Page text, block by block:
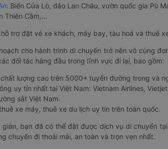
Biển Cửa Lò, đảo Lan Châu, vườn quốc gia Pù
Thiên Cầm,...
trợ đặt vé xe khách, máy bay, tàu hoả và thuê
cho hành trình di chuyển trở nên vô cùng
đối tác hàng đầu trong lĩnh vực đi lại, bao gồm:
lượng cao trên 5000+ tuyến đường trong và
uy tín nhất tại Việt Nam: Vietnam Airlines,
sắt Việt Nam.
xe máy, thuê xe du lịch uy tín trên toàn quốc.
bạn đã có thể đặt được dịch vụ di chuyển
chuyến đi thoải mái, an toàn và trọn vẹn nhất.